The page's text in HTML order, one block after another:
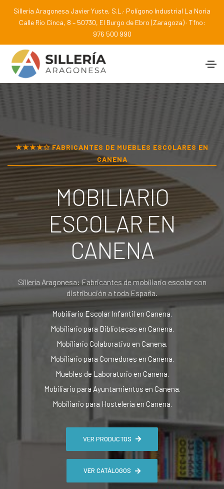
Sillería Aragonesa Javier Yuste, S.L.· Polígono Industrial La Noria
Calle Río Cinca, 8 – 50730, El Burgo de Ebro (Zaragoza) · Tfno:
976 500 990
★★★★✩ FABRICANTES DE MUEBLES ESCOLARES EN
CANENA
MOBILIARIO
ESCOLAR EN
CANENA
Sillería Aragonesa: Fabricantes de mobiliario escolar con
distribución a toda España.
Mobiliario Escolar Infantil en Canena.
Mobiliario para Bibliotecas en Canena.
Mobiliario Colaborativo en Canena.
Mobiliario para Comedores en Canena.
Muebles de Laboratorio en Canena.
Mobiliario para Ayuntamientos en Canena.
Mobiliario para Hostelería en Canena.
VER PRODUCTOS
VER CATÁLOGOS